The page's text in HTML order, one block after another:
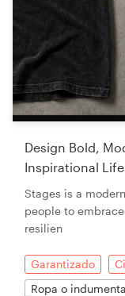
Design Bold,
Inspirational
Stages is a
people to
resilien
Garantizado
Ropa o